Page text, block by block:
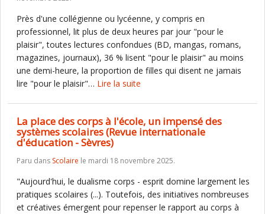
Près d'une collégienne ou lycéenne, y compris en
professionnel, lit plus de deux heures par jour "pour le
plaisir", toutes lectures confondues (BD, mangas, romans,
magazines, journaux), 36 % lisent "pour le plaisir" au moins
une demi-heure, la proportion de filles qui disent ne jamais
lire "pour le plaisir"… Lire la suite
La place des corps à l'école, un impensé des
systèmes scolaires (Revue internationale
d'éducation - Sèvres)
Paru dans Scolaire le mardi 18 novembre 2025.
"Aujourd'hui, le dualisme corps - esprit domine largement les
pratiques scolaires (...). Toutefois, des initiatives nombreuses
et créatives émergent pour repenser le rapport au corps à